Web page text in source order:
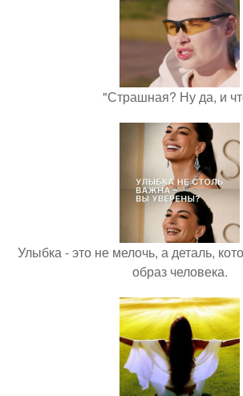
"Страшная? Ну да, и
Улыбка - это не мелочь, а деталь,
образ человека.